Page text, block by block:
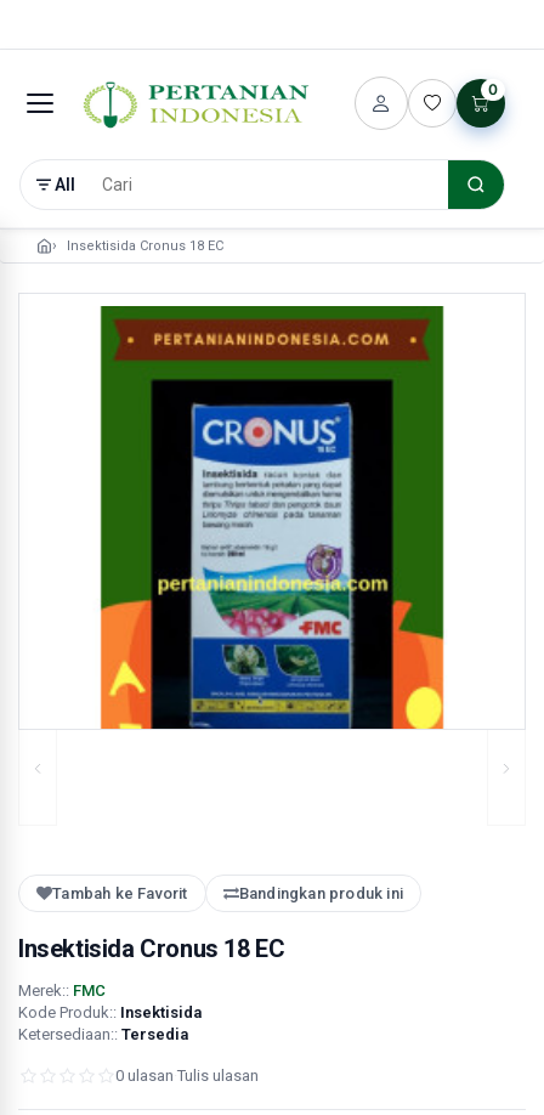
All
0
Insektisida Cronus 18 EC
Tambah ke Favorit Bandingkan produk ini
Insektisida Cronus 18 EC
Merek:: FMC
Kode Produk:: Insektisida
Ketersediaan:: Tersedia
0 ulasan Tulis ulasan